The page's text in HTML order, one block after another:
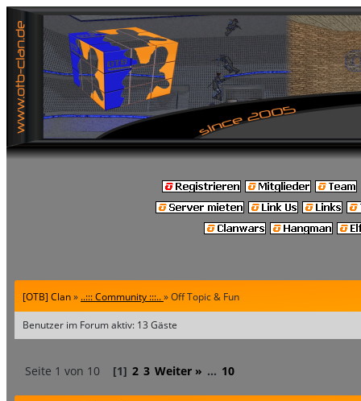
[OTB] Clan» ..::: Community :::..» Off Topic & Fun
Benutzer im Forum aktiv: 13 Gäste
Seite 1 von 10 [1] 2 3 Weiter » ... 10